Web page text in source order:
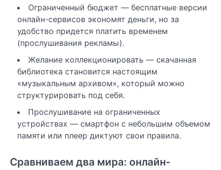
Ограниченный бюджет — бесплатные версии
онлайн-сервисов экономят деньги, но за
удобство придется платить временем
(прослушивания рекламы).
Желание коллекционировать — скачанная
библиотека становится настоящим
«музыкальным архивом», который можно
структурировать под себя.
Прослушивание на ограниченных
устройствах — смартфон с небольшим объемом
памяти или плеер диктуют свои правила.
Сравниваем два мира: онлайн-